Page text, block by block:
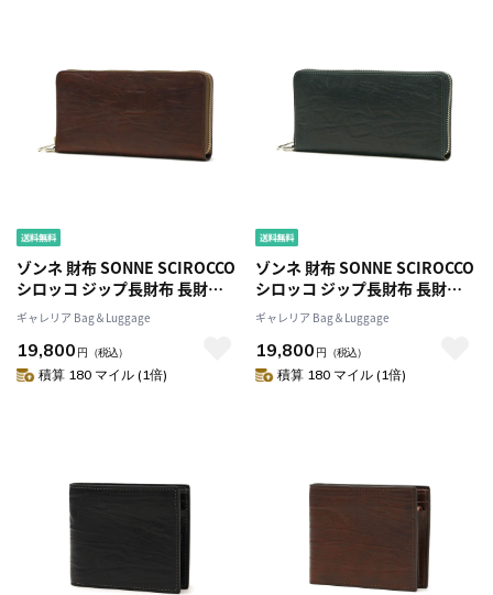
ゾンネ 財布 SONNE SCIROCCO
シロッコ ジップ長財布 長財布
大容量 ラウンドファスナー フ
ァスナー 小銭入れ 本革 革 レザ
ー メンズ SOD001B
ギャレリア Bag＆Luggage
19,800 円 （税込）
積算 180 マイル (1倍)
ゾンネ 財布 SONNE SCIROCCO
シロッコ ジップ長財布 長財布
大容量 ラウンドファスナー フ
ァスナー 小銭入れ 本革 革 レザ
ー メンズ SOD001B
ギャレリア Bag＆Luggage
19,800 円 （税込）
積算 180 マイル (1倍)